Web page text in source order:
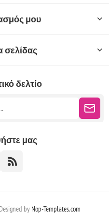
μου
σελίδας
δελτίο
μας
Designed by Nop-Templates.com